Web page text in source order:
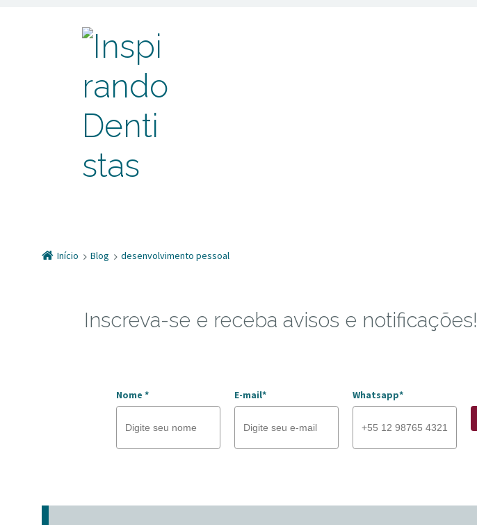
Início Blog desenvolvimento pessoal
Inscreva-se e receba avisos e notificações!
Nome * E-mail* Whatsapp*